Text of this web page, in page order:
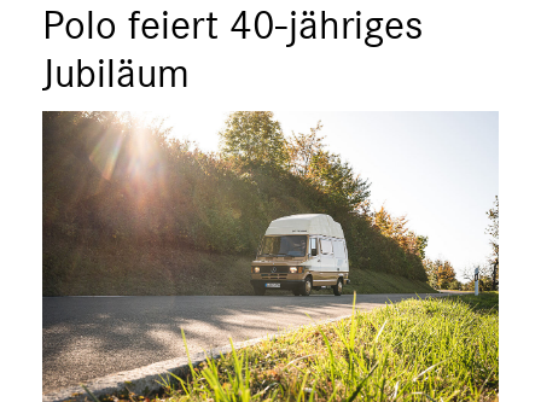
Citan
Vito
X-Klasse
Sprinter
eVito
EQV
V-Klasse
EQ
Marken & Produkte
Polo feiert 40-jähriges
Jubiläum